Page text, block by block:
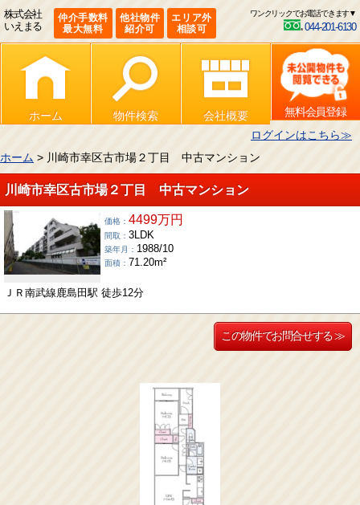
株式会社
いえまる
仲介手数料
最大無料
他社物件
紹介可
エリア外
相談可
ワンクリックでお電話できます▼
044-201-6130
ホーム 物件検索 会社概要
無料会員登録
ログインはこちら≫
ホーム > 川崎市幸区古市場２丁目 中古マンション
川崎市幸区古市場２丁目 中古マンション
価格： 4499万円
間取： 3LDK
築年月： 1988/10
面積： 71.20m²
ＪＲ南武線鹿島田駅 徒歩12分
この物件でお問合せする ≫